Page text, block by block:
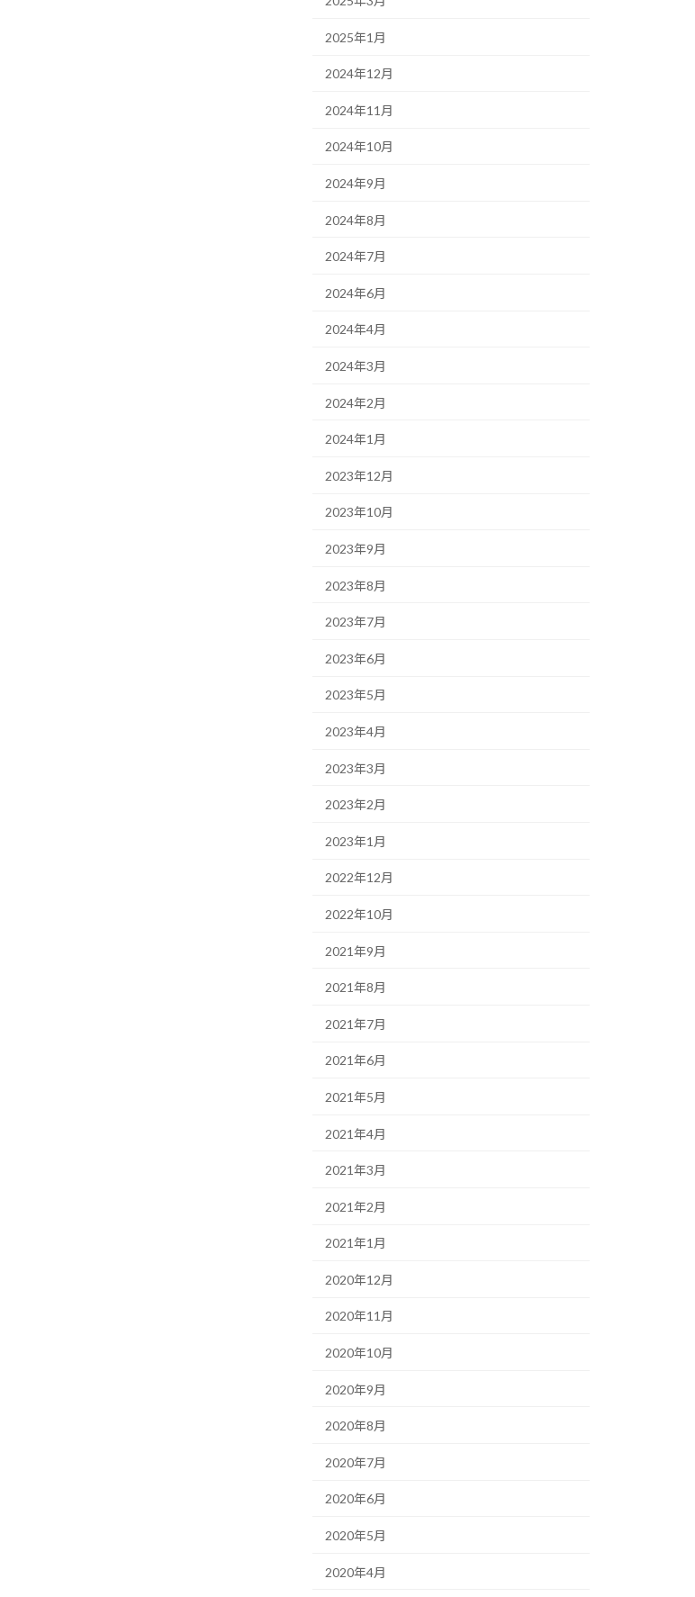
2025年1月
2024年12月
2024年11月
2024年10月
2024年9月
2024年8月
2024年7月
2024年6月
2024年4月
2024年3月
2024年2月
2024年1月
2023年12月
2023年10月
2023年9月
2023年8月
2023年7月
2023年6月
2023年5月
2023年4月
2023年3月
2023年2月
2023年1月
2022年12月
2022年10月
2021年9月
2021年8月
2021年7月
2021年6月
2021年5月
2021年4月
2021年3月
2021年2月
2021年1月
2020年12月
2020年11月
2020年10月
2020年9月
2020年8月
2020年7月
2020年6月
2020年5月
2020年4月